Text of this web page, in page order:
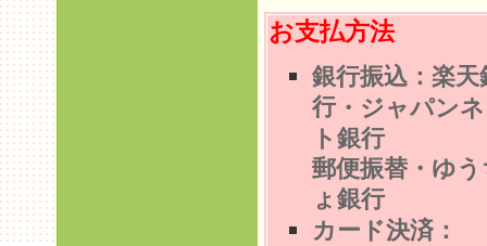
お支払方法
銀行振込：楽天
行・ジャパン
ト銀行
郵便振替・ゆ
ょ銀行
カード決済：